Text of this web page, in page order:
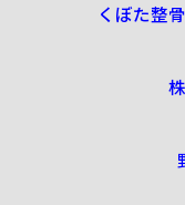
くぼた整